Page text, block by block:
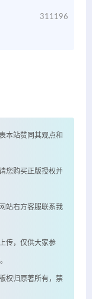
311196
本站赞同其观点和
您购买正版授权并
站右方客服联系我
传，仅供大家参
权归原著所有，禁